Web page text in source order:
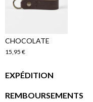
CHOCOLATE
15,95 €
EXPÉDITION
REMBOURSEMENTS